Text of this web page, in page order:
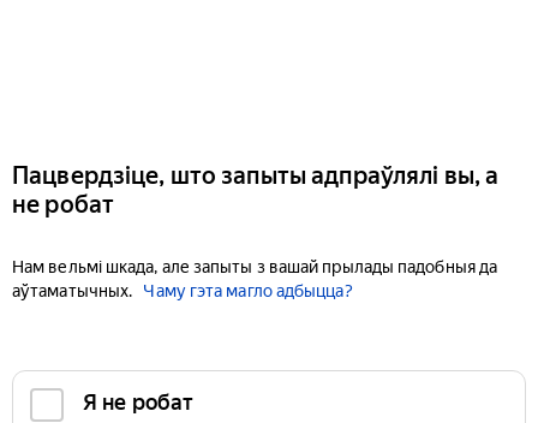
Пацвердзіце, што запыты адпраўлялі вы, а
не робат
Нам вельмі шкада, але запыты з вашай прылады падобныя да
аўтаматычных.
Чаму гэта магло адбыцца?
Я не робат